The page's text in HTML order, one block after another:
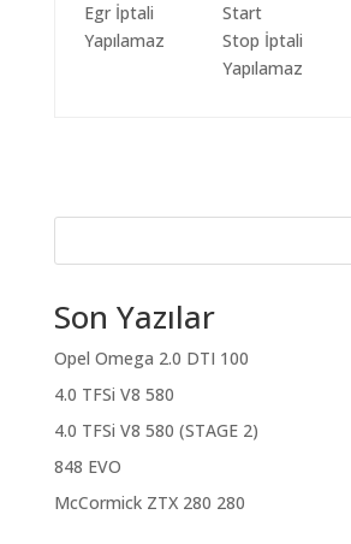
Egr İptali
Yapılamaz
Start
Stop İptali
Yapılamaz
Son Yazılar
Opel Omega 2.0 DTI 100
4.0 TFSi V8 580
4.0 TFSi V8 580 (STAGE 2)
848 EVO
McCormick ZTX 280 280